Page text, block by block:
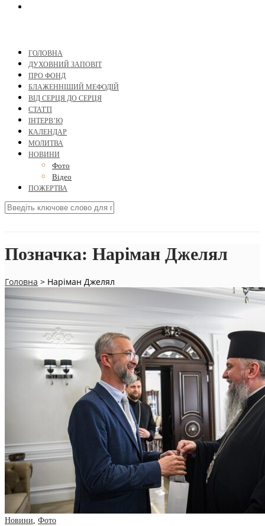
ГОЛОВНА
ДУХОВНИЙ ЗАПОВІТ
ПРО ФОНД
БЛАЖЕННІШИЙ МЕФОДІЙ
ВІД СЕРЦЯ ДО СЕРЦЯ
СТАТТІ
ІНТЕРВ’Ю
КАЛЕНДАР
МОЛИТВА
НОВИНИ
Фото
Відео
ПОЖЕРТВА
Позначка: Наріман Джелял
Головна > Наріман Джелял
Новини, Фото